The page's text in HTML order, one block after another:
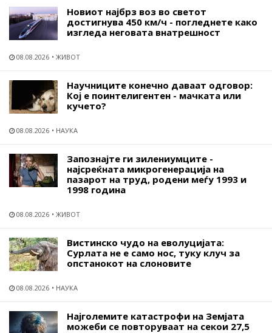
Новиот најбрз воз во светот
достигнува 450 км/ч - погледнете како
изгледа неговата внатрешност
08.08.2026 ЖИВОТ
Научниците конечно даваат одговор:
Кој е поинтелигентен - мачката или
кучето?
08.08.2026 НАУКА
Запознајте ги зилениумците -
најсреќната микрогенерација на
пазарот на труд, родени меѓу 1993 и
1998 година
08.08.2026 ЖИВОТ
Вистинско чудо на еволуцијата:
Сурлата не е само нос, туку клуч за
опстанокот на слоновите
08.08.2026 НАУКА
Најголемите катастрофи на Земјата
можеби се повторуваат на секои 27,5